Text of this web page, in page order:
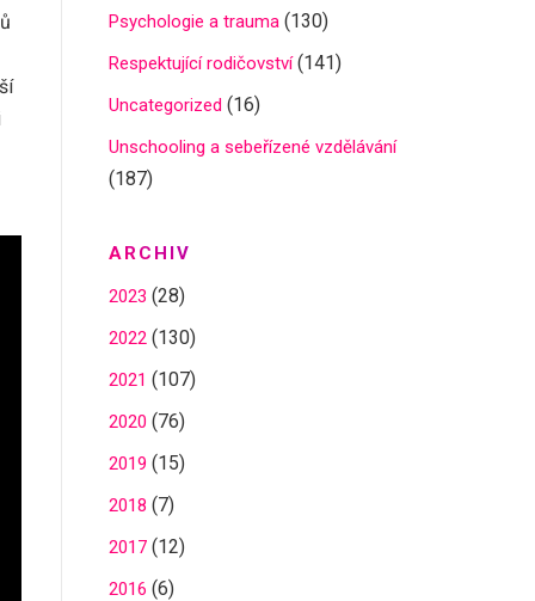
Psychologie a trauma (130)
Respektující rodičovství(141)
Uncategorized (16)
Unschooling a sebeřízené vzdělávání
(187)
ARCHIV
2023 (28)
2022 (130)
2021 (107)
2020 (76)
2019 (15)
2018 (7)
2017 (12)
2016 (6)